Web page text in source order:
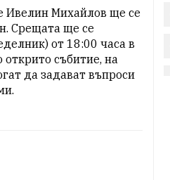
Ивелин Михайлов ще се
Срещата ще се
от 18:00 часа в
открито събитие, на
да задават въпроси